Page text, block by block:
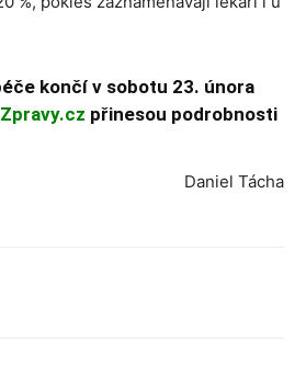
končí v sobotu 23. února
přinesou podrobnosti
Daniel Tácha